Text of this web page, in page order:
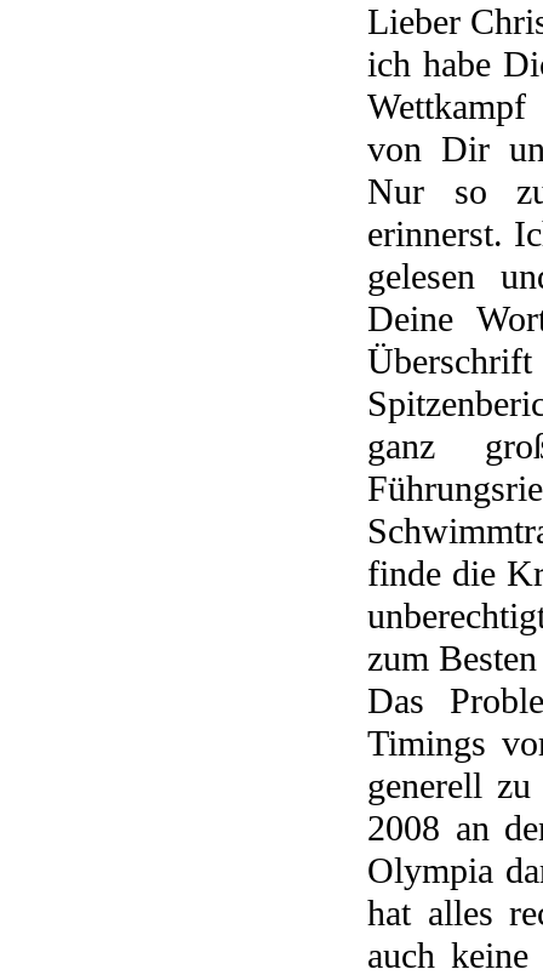
Lieber
ich habe
von Dir
Nur so
erinnerst.
gelesen
Deine
ganz
finde die
zum
Das
Timings
generell
2008 an
Olympia
hat alles
auch keine